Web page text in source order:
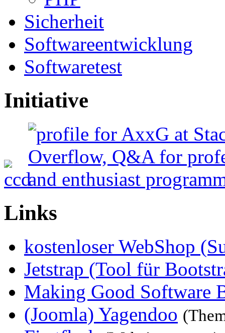
Sicherheit
Softwareentwicklung
Softwaretest
Initiative
Links
kostenloser WebShop
Jetstrap (Tool für
Making Good Software
(Joomla) Yagendoo